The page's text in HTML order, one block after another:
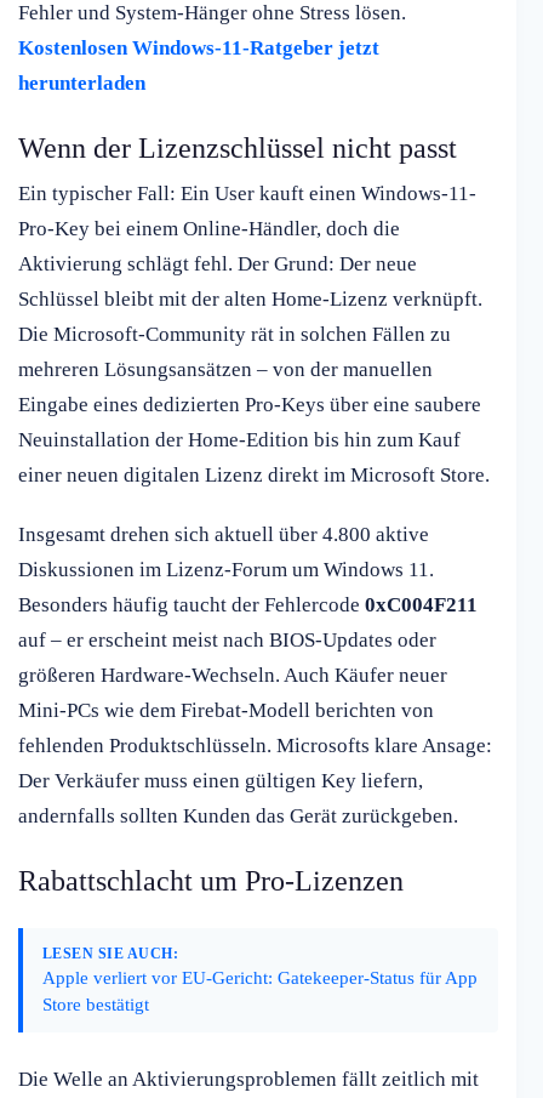
Fehler und System-Hänger ohne Stress lösen.
Kostenlosen Windows-11-Ratgeber jetzt
herunterladen
Wenn der Lizenzschlüssel nicht passt
Ein typischer Fall: Ein User kauft einen Windows-11-
Pro-Key bei einem Online-Händler, doch die
Aktivierung schlägt fehl. Der Grund: Der neue
Schlüssel bleibt mit der alten Home-Lizenz verknüpft.
Die Microsoft-Community rät in solchen Fällen zu
mehreren Lösungsansätzen – von der manuellen
Eingabe eines dedizierten Pro-Keys über eine saubere
Neuinstallation der Home-Edition bis hin zum Kauf
einer neuen digitalen Lizenz direkt im Microsoft Store.
Insgesamt drehen sich aktuell über 4.800 aktive
Diskussionen im Lizenz-Forum um Windows 11.
Besonders häufig taucht der Fehlercode 0xC004F211
auf – er erscheint meist nach BIOS-Updates oder
größeren Hardware-Wechseln. Auch Käufer neuer
Mini-PCs wie dem Firebat-Modell berichten von
fehlenden Produktschlüsseln. Microsofts klare Ansage:
Der Verkäufer muss einen gültigen Key liefern,
andernfalls sollten Kunden das Gerät zurückgeben.
Rabattschlacht um Pro-Lizenzen
LESEN SIE AUCH:
Apple verliert vor EU-Gericht: Gatekeeper-Status für App
Store bestätigt
Die Welle an Aktivierungsproblemen fällt zeitlich mit